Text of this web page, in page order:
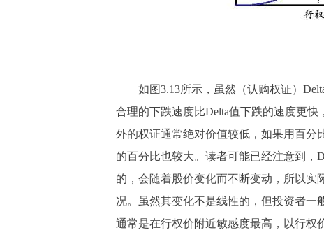
如图3.13所示，虽然（认购权证）
合理的下跌速度比Delta值下跌的速度更
外的权证通常绝对价值较低，如果用百分
的百分比也较大。读者可能已经注意到，
的，会随着股价变化而不断变动，所以
况。虽然其变化不是线性的，但投资者一
通常是在行权价附近敏感度最高，以行权